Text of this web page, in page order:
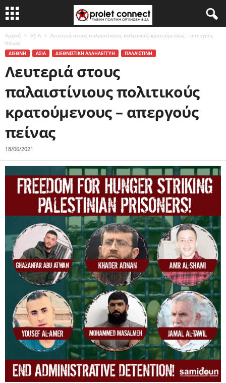
Αρχική ΑΣΙΑ
Λευτεριά στους παλαιστίνιους πολιτικούς κρατούμενους – απεργούς
πείνας
ΔΙΕΘΝΗ ΑΣΙΑ ΔΙΕΘΝΙΣΤΙΚΗ ΑΛΛΗΛΕΓΓΥΗ ΠΑΛΑΙΣΤΙΝΗ
Λευτεριά στους
παλαιστίνιους πολιτικούς
κρατούμενους – απεργούς
πείνας
18/06/2021